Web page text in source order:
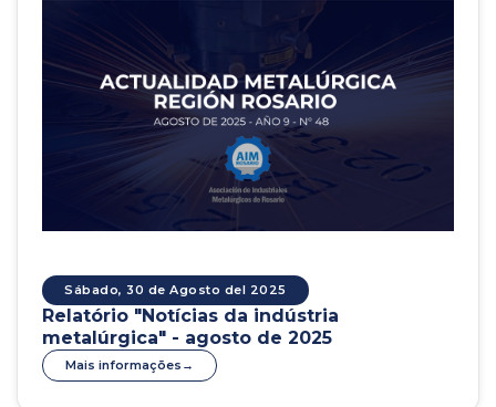
Sábado, 30 de Agosto del 2025
Relatório "Notícias da indústria
metalúrgica" - agosto de 2025
Mais informações